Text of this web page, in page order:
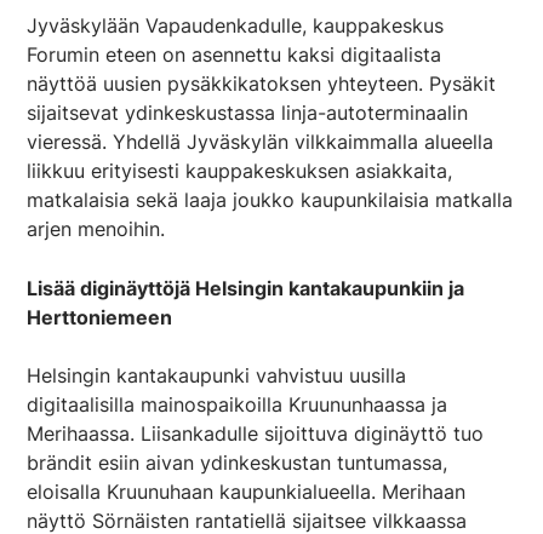
Jyväskylään Vapaudenkadulle, kauppakeskus
Forumin eteen onasennettu kaksi digitaalista
näyttöä uusien pysäkkikatoksen yhteyteen. Pysäkit
sijaitsevat ydinkeskustassa linja-autoterminaalin
vieressä. Yhdellä Jyväskylän vilkkaimmalla alueella
liikkuu erityisesti kauppakeskuksen asiakkaita,
matkalaisia sekä laaja joukko kaupunkilaisia matkalla
arjen menoihin.
Lisää diginäyttöjä Helsingin kantakaupunkiin ja
Herttoniemeen
Helsingin kantakaupunki vahvistuu uusilla
digitaalisilla mainospaikoilla Kruununhaassa ja
Merihaassa. Liisankadulle sijoittuva diginäyttö tuo
brändit esiin aivan ydinkeskustan tuntumassa,
eloisalla Kruunuhaan kaupunkialueella. Merihaan
näyttö Sörnäisten rantatiellä sijaitsee vilkkaassa